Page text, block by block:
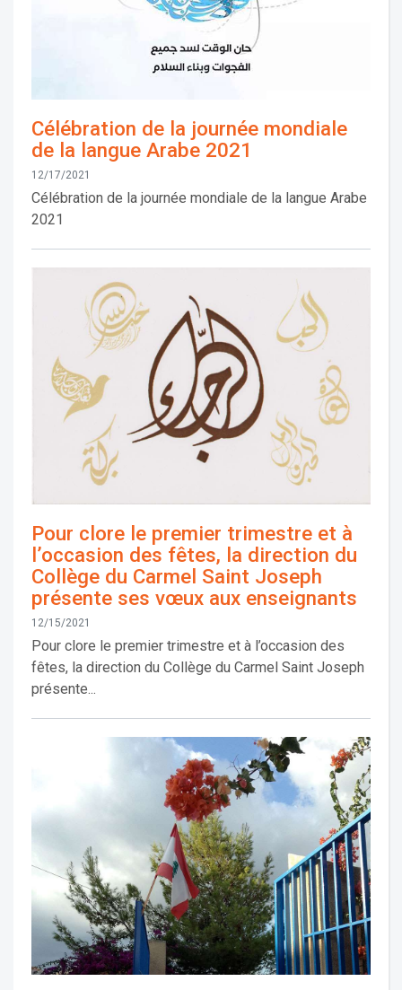
Célébration de la journée mondiale
de la langue Arabe 2021
12/17/2021
Célébration de la journée mondiale de la langue Arabe
2021
Pour clore le premier trimestre et à
l’occasion des fêtes, la direction du
Collège du Carmel Saint Joseph
présente ses vœux aux enseignants
12/15/2021
Pour clore le premier trimestre et à l’occasion des
fêtes, la direction du Collège du Carmel Saint Joseph
présente...